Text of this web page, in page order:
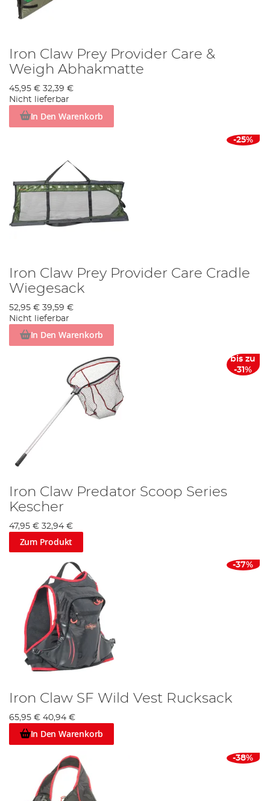
Iron Claw Prey Provider Care &
Weigh Abhakmatte
45,95 € 32,39 €
Nicht lieferbar
In Den Warenkorb
-25%
Iron Claw Prey Provider Care Cradle
Wiegesack
52,95 € 39,59 €
Nicht lieferbar
In Den Warenkorb
bis zu
-31%
Iron Claw Predator Scoop Series
Kescher
47,95 € 32,94 €
Zum Produkt
-37%
Iron Claw SF Wild Vest Rucksack
65,95 € 40,94 €
In Den Warenkorb
-38%